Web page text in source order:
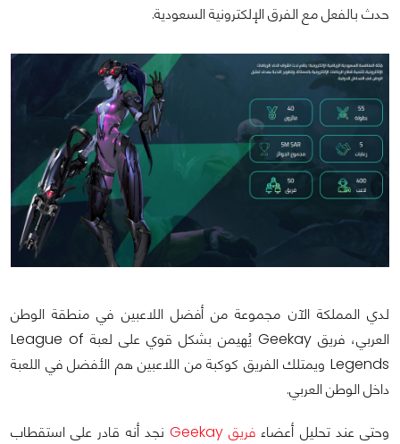
حدث بالفعل مع الفرق الإلكترونية السعودية.
لدي المملكة الآن مجموعة من أفضل اللاعبين في منطقة الوطن
العربي، فريق Geekay يُهيمن بشكل قوي على لعبة League of
Legends ويمتلك الفريق كوكبة من اللاعبين هم الأفضل في اللعبة
داخل الوطن العربي.
وحتى عند تحليل أعضاء فريق Geekay
نجد أنه قادر على استقطاب